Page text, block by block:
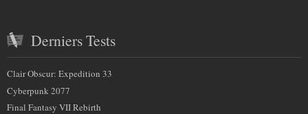
Derniers Tests
Clair Obscur: Expedition 33
Cyberpunk 2077
Final Fantasy VII Rebirth